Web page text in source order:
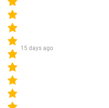
15 days ago